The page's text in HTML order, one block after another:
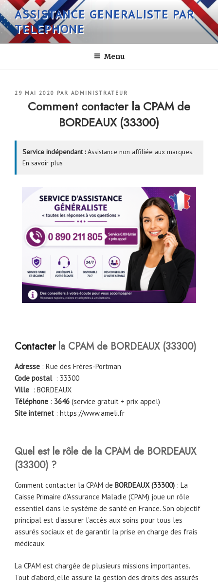
Aller
au
contenu
principal
ASSISTANCE GENERALISTE PAR
TELEPHONE
Menu
PUBLIÉ
29 MAI 2020 PAR ADMINISTRATEUR
Comment contacter la CPAM de
BORDEAUX (33300)
Service indépendant :Assistance non affiliée aux marques.
En savoir plus
Contacterla CPAM de BORDEAUX (33300)
Adresse : Rue des Frères-Portman
Code postal: 33300
Ville : BORDEAUX
Téléphone : 3646 (service gratuit + prix appel)
Site internet : https://www.ameli.fr
Quel est le rôle de la CPAM de BORDEAUX
(33300) ?
Comment contacter la CPAM de BORDEAUX (33300) : La
Caisse Primaire d’Assurance Maladie (CPAM) joue un rôle
essentiel dans le système de santé en France. Son objectif
principal est d’assurer l’accès aux soins pour tous les
assurés sociaux et de garantir la prise en charge des frais
médicaux.
La CPAM est chargée de plusieurs missions importantes.
Tout d’abord, elle assure la gestion des droits des assurés